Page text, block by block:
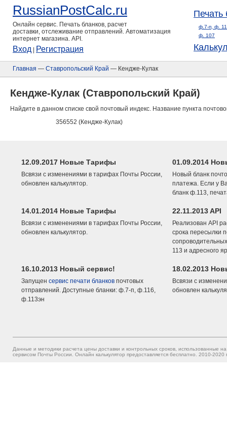
RussianPostCalc.ru
Онлайн сервис. Печать бланков, расчет
доставки, отслеживание отправлений. Автоматизация
интернет магазина. API.
Вход Регистрация
Печать
ф.7-п, ф.
ф. 107
Главная — Ставропольский Край — Кендже-Кулак
Кендже-Кулак (Ставропольский Край)
Найдите в данном списке свой почтовый индекс. Название пункта
356552 (Кендже-Кулак)
12.09.2017 Новые Тарифы
Всвязи с изменениями в тарифах Почты России,
обновлен калькулятор.
01.09.2014
Новый бланк
платежа. Если у
бланк ф.113,
14.01.2014 Новые Тарифы
Всвязи с изменениями в тарифах Почты России,
обновлен калькулятор.
22.11.2013 API
Реализован API
срока пересылки
113 и адресного
16.10.2013 Новый сервис!
Запущен сервис печати бланков почтовых
отправлений. Доступные бланки: ф.7-п, ф.116,
ф.113эн
18.02.2013
Всвязи с
обновлен
Данные и методики расчета цены доставки и контрольных сроков, использованные
сервисом Почты России. Онлайн калькулятор предоставляется бесплатно. 2010-2020